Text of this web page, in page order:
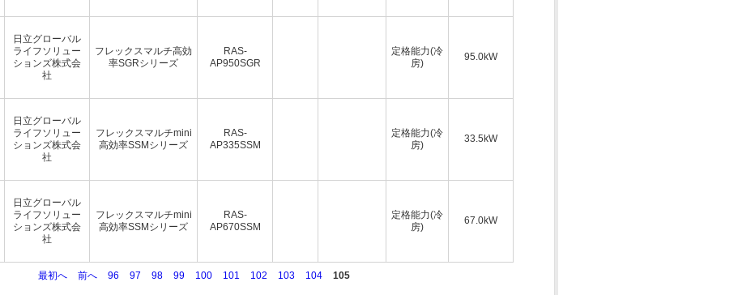
日立グローバル
ライフソリュー
ションズ株式会
社
フレックスマルチ高効
率SGRシリーズ
RAS-
AP950SGR
定格能力(冷
房)
95.0kW
日立グローバル
ライフソリュー
ションズ株式会
社
フレックスマルチmini
高効率SSMシリーズ
RAS-
AP335SSM
定格能力(冷
房)
33.5kW
日立グローバル
ライフソリュー
ションズ株式会
社
フレックスマルチmini
高効率SSMシリーズ
RAS-
AP670SSM
定格能力(冷
房)
67.0kW
最初へ 前へ 96 97 98 99 100 101 102 103 104 105